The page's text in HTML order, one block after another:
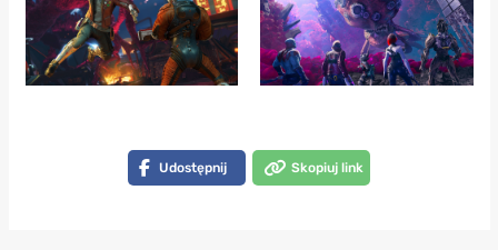
Udostępnij Skopiuj link